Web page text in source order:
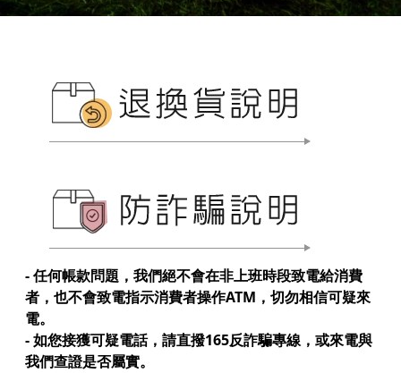
- 任何帳款問題，我們絕不會在非上班時段致電給消費
者，也不會致電指示消費者操作ATM，切勿相信可疑來
電。
- 如您接獲可疑電話，請直撥165反詐騙專線，或來電與
我們查證是否屬實。